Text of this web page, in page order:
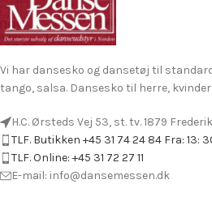
Vi har dansesko og dansetøj til
tango, salsa. Dansesko til herre,
H.C. Ørsteds Vej 53, st. tv. 1879
TLF. Butikken +45 31 74 24 84 Fra: 13:
TLF. Online: +45 31 72 27 11
E-mail: info@dansemessen.dk